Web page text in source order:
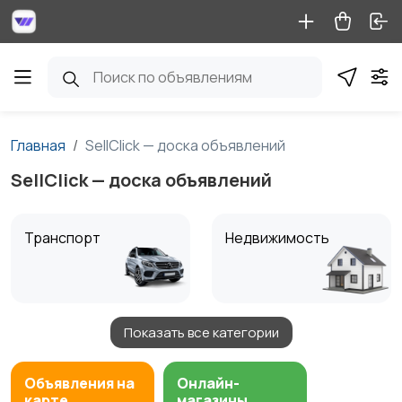
Главная SellClick — доска объявлений
SellClick — доска объявлений
Транспорт Недвижимость
Детские товары Услуги1
Показать все категории
Объявления на
Онлайн-